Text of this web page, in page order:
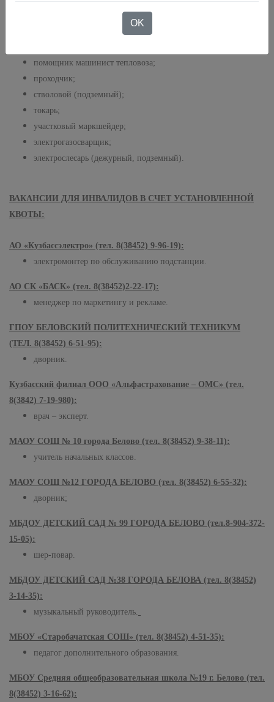
установок; электровоза);
помощник машинист тепловоза;
проходчик;
стволовой (подземный);
токарь;
участковый маркшейдер;
электрогазосварщик;
электрослесарь (дежурный, подземный).
ВАКАНСИИ ДЛЯ ИНВАЛИДОВ В СЧЕТ УСТАНОВЛЕННОЙ
КВОТЫ:
АО «Кузбассэлектро» (тел. 8(38452) 9-96-19):
электромонтер по обслуживанию подстанции.
АО СК «БАСК» (тел. 8(38452)2-22-17):
менеджер по маркетингу и рекламе.
ГПОУ БЕЛОВСКИЙ ПОЛИТЕХНИЧЕСКИЙ ТЕХНИКУМ
(ТЕЛ. 8(38452) 6-51-95):
дворник.
Кузбасский филиал ООО «Альфастрахование – ОМС» (тел.
8(3842) 7-19-980):
врач – эксперт.
МАОУ СОШ № 10 города Белово (тел. 8(38452) 9-38-11):
учитель начальных классов.
МАОУ СОШ №12 ГОРОДА БЕЛОВО (тел. 8(38452) 6-55-32):
дворник;
МБДОУ ДЕТСКИЙ САД № 99 ГОРОДА БЕЛОВО (тел.8-904-372-
15-05):
шер-повар.
МБДОУ ДЕТСКИЙ САД №38 ГОРОДА БЕЛОВА (тел. 8(38452)
3-14-35):
музыкальный руководитель.
МБОУ «Старобачатская СОШ» (тел. 8(38452) 4-51-35):
педагог дополнительного образования.
МБОУ Средняя общеобразовательная школа №19 г. Белово (тел.
8(38452) 3-16-62):
OK